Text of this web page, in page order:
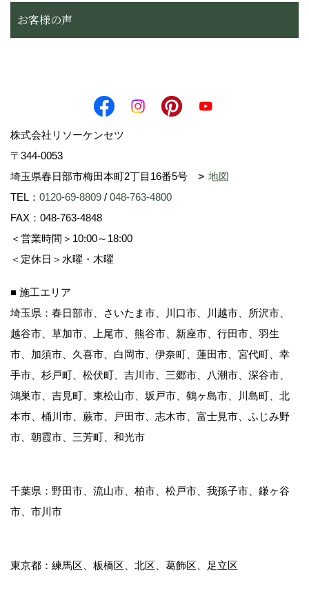
お客様の声
株式会社リソーケンセツ
〒344-0053
埼玉県春日部市梅田本町2丁目16番5号
地図
TEL： 0120-69-8809 / 048-763-4800
FAX：048-763-4848
＜営業時間＞10:00～18:00
＜定休日＞水曜・木曜
■ 施工エリア
埼玉県：春日部市、さいたま市、川口市、川越市、所沢市、
越谷市、草加市、上尾市、熊谷市、新座市、行田市、羽生
市、加須市、久喜市、白岡市、伊奈町、蓮田市、宮代町、幸
手市、杉戸町、松伏町、吉川市、三郷市、八潮市、深谷市、
鴻巣市、吉見町、東松山市、坂戸市、鶴ヶ島市、川島町、北
本市、桶川市、蕨市、戸田市、志木市、富士見市、ふじみ野
市、朝霞市、三芳町、和光市
千葉県：野田市、流山市、柏市、松戸市、我孫子市、鎌ヶ谷
市、市川市
東京都：練馬区、板橋区、北区、葛飾区、足立区